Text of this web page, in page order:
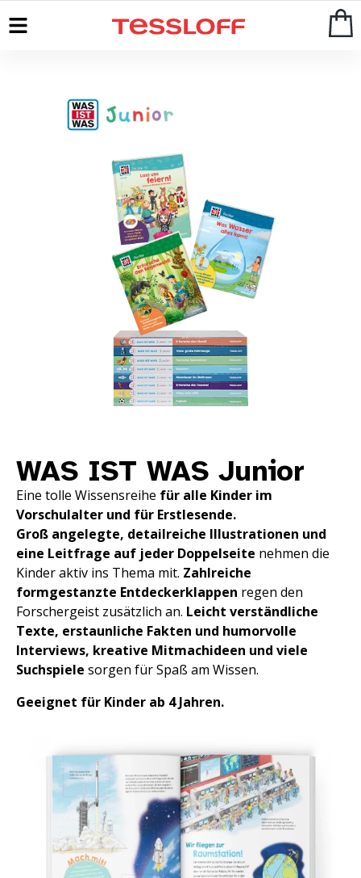
Start WAS IST WAS > Junior
WAS IST WAS Junior
Eine tolle Wissensreihe für alle Kinder im
Vorschulalter und für Erstlesende.
Groß angelegte, detailreiche Illustrationen und
eine Leitfrage auf jeder Doppelseite nehmen die
Kinder aktiv ins Thema mit. Zahlreiche
formgestanzte Entdeckerklappen regen den
Forschergeist zusätzlich an. Leicht verständliche
Texte, erstaunliche Fakten und humorvolle
Interviews, kreative Mitmachideen und viele
Suchspiele sorgen für Spaß am Wissen.
Geeignet für Kinder ab 4 Jahren.